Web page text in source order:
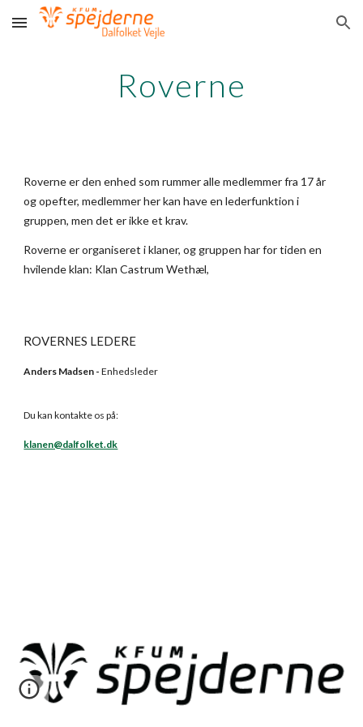
Skip to main content Skip to navigation
Roverne
Roverne er den enhed som rummer alle medlemmer fra 17 år
og opefter, medlemmer her kan have en lederfunktion i
gruppen, men det er ikke et krav.
Roverne er organiseret i klaner, og gruppen har for tiden en
hvilendeklan: Klan Castrum Wethæl,
ROVERNES LEDERE
Anders Madsen -Enhedsleder
Du kan kontakte os på:
klanen@dalfolket.dk